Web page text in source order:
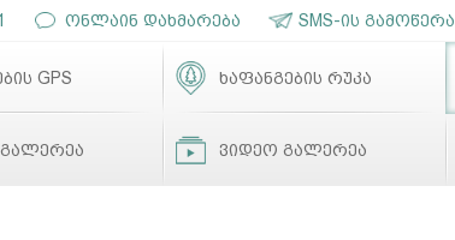
SMS-ის გამოწერა
ონლაინ დახმარება
GPS ხაფანგების რუკა
ვიდეო გალერეა